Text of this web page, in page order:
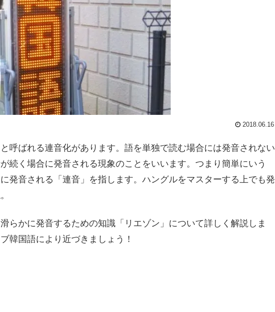
2018.06.16
呼ばれる連音化があります。語を単独で読む場合には発音されない
続く場合に発音される現象のことをいいます。つまり簡単にいう
発音される「連音」を指します。ハングルをマスターする上でも発
らかに発音するための知識「リエゾン」について詳しく解説しま
韓国語により近づきましょう！